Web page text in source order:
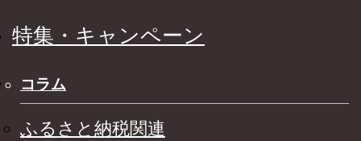
特集・キャンペーン
コラム
ふるさと納税関連